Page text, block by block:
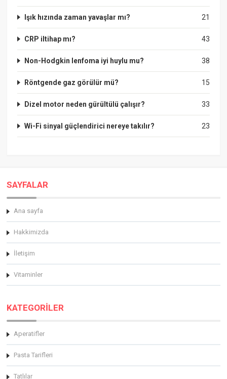
21
Işık hızında zaman yavaşlar mı?
43
CRP iltihap mı?
38
Non-Hodgkin lenfoma iyi huylu mu?
15
Röntgende gaz görülür mü?
33
Dizel motor neden gürültülü çalışır?
23
Wi-Fi sinyal güçlendirici nereye takılır?
SAYFALAR
Ana sayfa
Hakkimizda
İletişim
Vitaminler
KATEGORİLER
Aperatifler
Pasta Tarifleri
Tatlılar